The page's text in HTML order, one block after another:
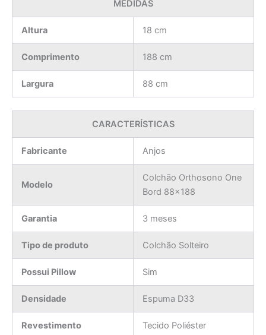
MEDIDAS
Altura 18 cm
Comprimento 188 cm
Largura 88 cm
CARACTERÍSTICAS
Fabricante Anjos
Modelo
Colchão Orthosono One
Bord 88×188
Garantia 3 meses
Tipo de produto Colchão Solteiro
Possui Pillow Sim
Densidade Espuma D33
Revestimento Tecido Poliéster